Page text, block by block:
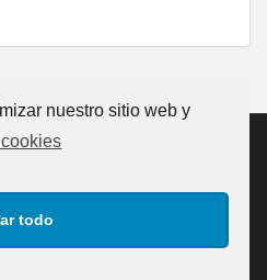
nuestro sitio web y
todo
calle San Bernardo de Las Palmas
COOKIES (UE)